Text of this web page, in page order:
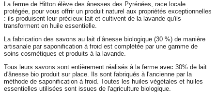
La ferme de Hitton élève des ânesses des Pyrénées, race locale
protégée, pour vous offrir un produit naturel aux propriétés exceptionnelles
: ils produisent leur précieux lait et cultivent de la lavande qu'ils
transforment en huile essentielle.
La fabrication des savons au lait d’ânesse biologique (30 %) de manière
artisanale par saponification à froid est complétée par une gamme de
soins cosmétiques et produits à la lavande.
Tous leurs savons sont entièrement réalisés à la ferme avec 30% de lait
d'ânesse bio produit sur place. Ils sont fabriqués à l'ancienne par la
méthode de saponification à froid. Toutes les huiles végétales et huiles
essentielles utilisées sont issues de l'agriculture biologique.